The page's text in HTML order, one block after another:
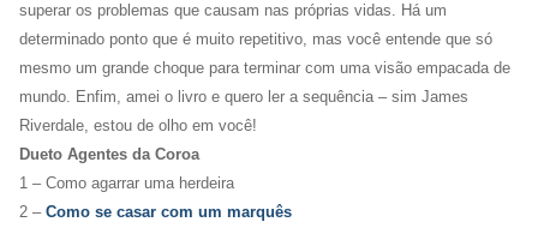
superar os problemas que causam nas próprias vidas. Há um
determinado ponto que é muito repetitivo, mas você entende que só
mesmo um grande choque para terminar com uma visão empacada de
mundo. Enfim, amei o livro e quero ler a sequência – sim James
Riverdale, estou de olho em você!
Dueto Agentes da Coroa
1 – Como agarrar uma herdeira
2 – Como se casar com um marquês